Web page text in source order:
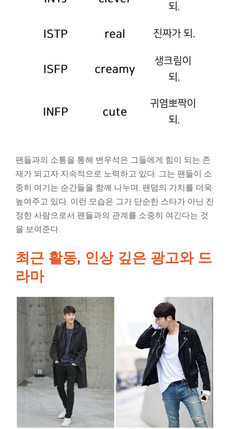
팬들과의 소통을 통해 변우석은 그들에게 힘이 되는 존
재가 되고자 지속적으로 노력하고 있다. 그는 팬들이 소
중히 여기는 순간들을 함께 나누며, 팬덤의 가치를 더욱
높여주고 있다. 이런 모습은 그가 단순한 스타가 아닌 진
정한 사람으로서 팬들과의 관계를 소중히 여긴다는 것
을 보여준다.
최근 활동, 인상 깊은 광고와 드
라마